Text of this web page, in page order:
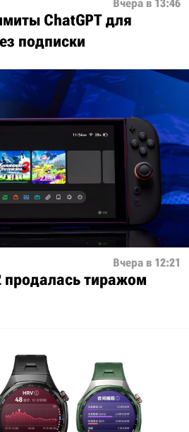
Вчера в 13:46
ChatGPT для
подписки
Вчера в 12:21
продалась тиражом